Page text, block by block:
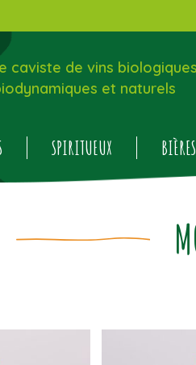
caviste de vins
et naturels
SPIRITUEUX BIÈRES